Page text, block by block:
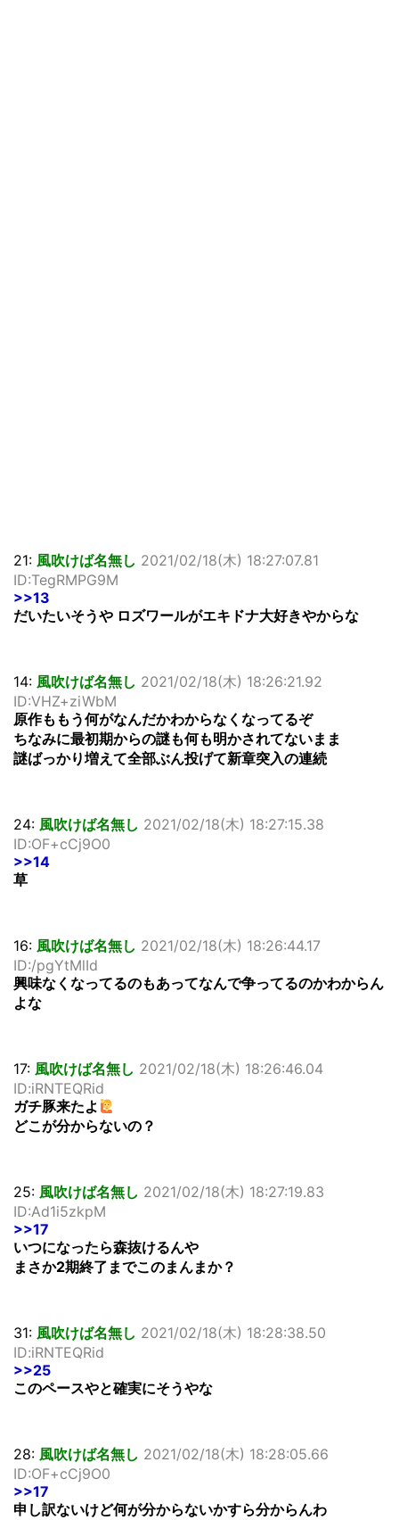
21: 風吹けば名無し 2021/02/18(木) 18:27:07.81
ID:TegRMPG9M
>>13
だいたいそうや ロズワールがエキドナ大好きやからな
14: 風吹けば名無し 2021/02/18(木) 18:26:21.92
ID:VHZ+ziWbM
原作ももう何がなんだかわからなくなってるぞ
ちなみに最初期からの謎も何も明かされてないまま
謎ばっかり増えて全部ぶん投げて新章突入の連続
24: 風吹けば名無し 2021/02/18(木) 18:27:15.38
ID:OF+cCj9O0
>>14
草
16: 風吹けば名無し 2021/02/18(木) 18:26:44.17
ID:/pgYtMlId
興味なくなってるのもあってなんで争ってるのかわからん
よな
17: 風吹けば名無し 2021/02/18(木) 18:26:46.04
ID:iRNTEQRid
ガチ豚来たよ
どこが分からないの？
25: 風吹けば名無し 2021/02/18(木) 18:27:19.83
ID:Ad1i5zkpM
>>17
いつになったら森抜けるんや
まさか2期終了までこのまんまか？
31: 風吹けば名無し 2021/02/18(木) 18:28:38.50
ID:iRNTEQRid
>>25
このペースやと確実にそうやな
28: 風吹けば名無し 2021/02/18(木) 18:28:05.66
ID:OF+cCj9O0
>>17
申し訳ないけど何が分からないかすら分からんわ